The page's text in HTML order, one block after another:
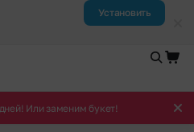
Установить
Или заменим букет!